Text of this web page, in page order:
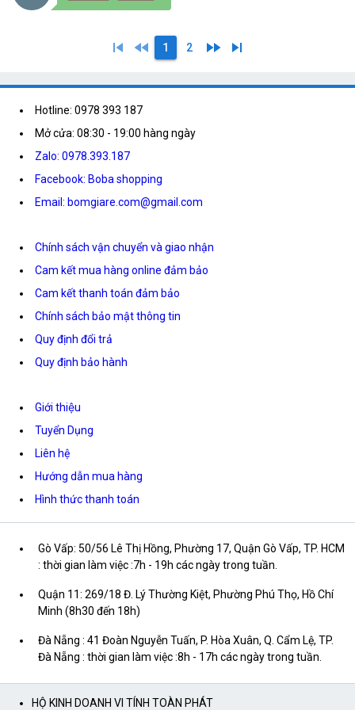
skip_previous fast_rewind 1 2 fast_forward skip_next
Hotline: 0978 393 187
Mở cửa: 08:30 - 19:00 hàng ngày
Zalo: 0978.393.187
Facebook: Boba shopping
Email: bomgiare.com@gmail.com
Chính sách vận chuyển và giao nhận
Cam kết mua hàng online đảm bảo
Cam kết thanh toán đảm bảo
Chính sách bảo mật thông tin
Quy định đổi trả
Quy định bảo hành
Giới thiệu
Tuyển Dụng
Liên hệ
Hướng dẫn mua hàng
Hình thức thanh toán
Gò Vấp: 50/56 Lê Thị Hồng, Phường 17, Quận Gò Vấp, TP. HCM
: thời gian làm việc :7h - 19h các ngày trong tuần.
Quận 11: 269/18 Đ. Lý Thường Kiệt, Phường Phú Thọ, Hồ Chí
Minh (8h30 đến 18h)
Đà Nẵng : 41 Đoàn Nguyễn Tuấn, P. Hòa Xuân, Q. Cẩm Lệ, TP.
Đà Nẵng : thời gian làm việc :8h - 17h các ngày trong tuần.
HỘ KINH DOANH VI TÍNH TOÀN PHÁT